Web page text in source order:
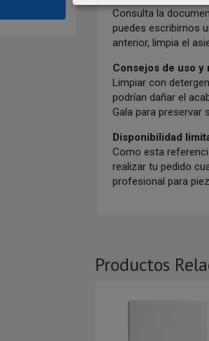
Consulta la
puedes escribirnos
anterior, limpia el
Consejos de uso y
Limpiar con
podrían dañar el
Gala para preservar
Disponibilidad
Como esta
realizar tu pedido
profesional para
Productos